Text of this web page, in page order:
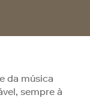
da música
sempre à